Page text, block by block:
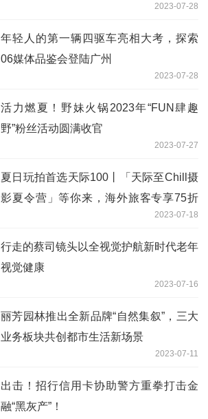
2023-07-28
年轻人的第一辆四驱车亮相大考，探索
06媒体品鉴会登陆广州
2023-07-28
活力燃夏！野妹火锅2023年“FUN肆趣
野”粉丝活动圆满收官
2023-07-27
夏日玩拍首选天际100丨「天际至Chill摄
影夏令营」等你来，海外旅客专享75折
2023-07-18
行走的蔡司镜头以全视觉护航新时代老年
视觉健康
2023-07-16
丽芳园林推出全新品牌“自然集叙”，三大
业务板块共创都市生活新场景
2023-07-11
出击！招行信用卡协助警方重拳打击金
融“黑灰产”！